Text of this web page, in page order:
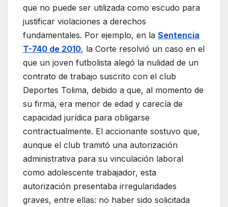
que no puede ser utilizada como escudo para
justificar violaciones a derechos
fundamentales. Por ejemplo, en la Sentencia
T-740 de 2010, la Corte resolvió un caso en el
que un joven futbolista alegó la nulidad de un
contrato de trabajo suscrito con el club
Deportes Tolima, debido a que, al momento de
su firma, era menor de edad y carecía de
capacidad jurídica para obligarse
contractualmente. El accionante sostuvo que,
aunque el club tramitó una autorización
administrativa para su vinculación laboral
como adolescente trabajador, esta
autorización presentaba irregularidades
graves, entre ellas: no haber sido solicitada